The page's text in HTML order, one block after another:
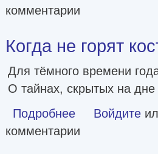
комментарии
Когда не горят
Для тёмного времени
О тайнах, скрытых на дне
Подробнее о Когда не горят
Войдите
комментарии